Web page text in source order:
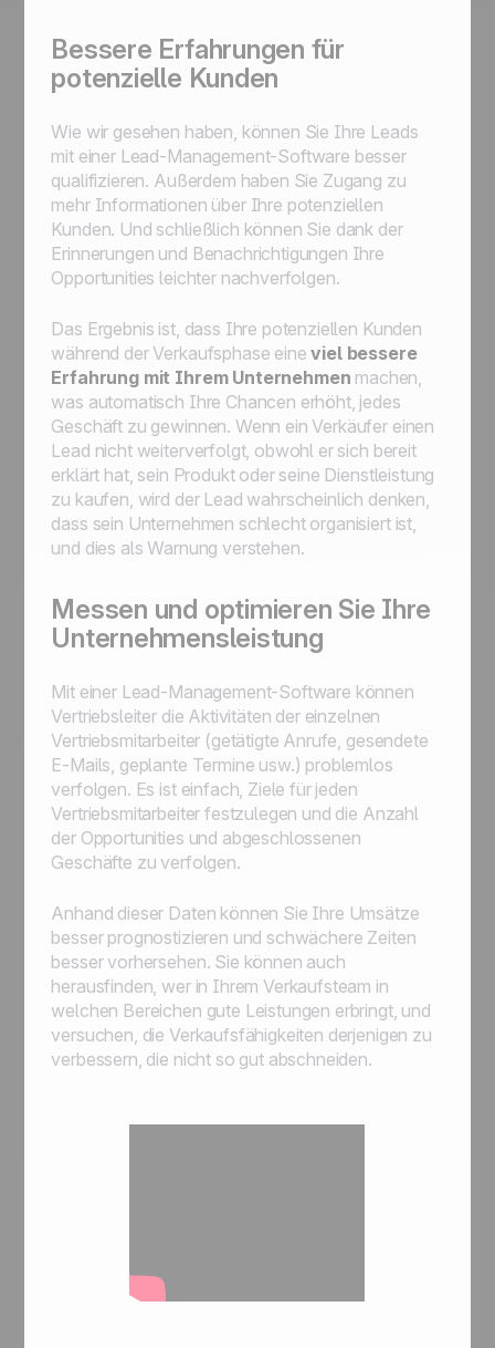
Bessere Erfahrungen für
potenzielle Kunden
Wie wir gesehen haben, können Sie Ihre Leads
mit einer Lead-Management-Software besser
qualifizieren. Außerdem haben Sie Zugang zu
mehr Informationen über Ihre potenziellen
Kunden. Und schließlich können Sie dank der
Erinnerungen und Benachrichtigungen Ihre
Opportunities leichter nachverfolgen.
Das Ergebnis ist, dass Ihre potenziellen Kunden
während der Verkaufsphase eineviel bessere
Erfahrung mit Ihrem Unternehmen machen,
was automatisch Ihre Chancen erhöht, jedes
Geschäft zu gewinnen. Wenn ein Verkäufer einen
Lead nicht weiterverfolgt, obwohl er sich bereit
erklärt hat, sein Produkt oder seine Dienstleistung
zu kaufen, wird der Lead wahrscheinlich denken,
dass sein Unternehmen schlecht organisiert ist,
und dies als Warnung verstehen.
Messen und optimieren Sie Ihre
Unternehmensleistung
Mit einer Lead-Management-Software können
Vertriebsleiter die Aktivitäten der einzelnen
Vertriebsmitarbeiter (getätigte Anrufe, gesendete
E-Mails, geplante Termine usw.) problemlos
verfolgen. Es ist einfach, Ziele für jeden
Vertriebsmitarbeiter festzulegen und die Anzahl
der Opportunities und abgeschlossenen
Geschäfte zu verfolgen.
Anhand dieser Daten können Sie Ihre Umsätze
besser prognostizieren und schwächere Zeiten
besser vorhersehen. Sie können auch
herausfinden, wer in Ihrem Verkaufsteam in
welchen Bereichen gute Leistungen erbringt, und
versuchen, die Verkaufsfähigkeiten derjenigen zu
verbessern, die nicht so gut abschneiden.